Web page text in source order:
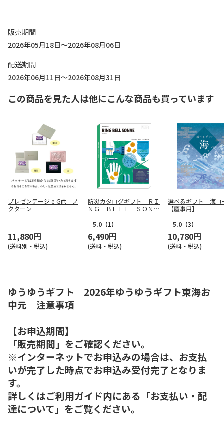
販売期間
2026年05月18日～2026年08月06日
配送期間
2026年06月11日～2026年08月31日
この商品を見た人は他にこんな商品も買っています
プレゼンテージ e-Gift ノ
クターン
11,880円
(送料別・税込)
防災カタログギフト ＲＩ
ＮＧ ＢＥＬＬ ＳＯＮＡ
ス【慶事用】
5.0 （1）
6,490円
(送料・税込)
選べるギフト 海コ
【慶事用】
5.0 （3）
10,780円
(送料・税込)
ゆうゆうギフト 2026年ゆうゆうギフト東海お
中元 注意事項
【お申込期間】
「販売期間」をご確認ください。
※インターネットでお申込みの場合は、お支払
いが完了した時点でお申込み受付完了となりま
す。
詳しくはご利用ガイド内にある「お支払い・配
達について」をご覧ください。